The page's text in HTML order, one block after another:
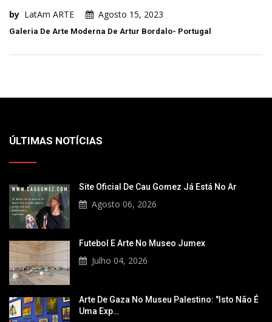
by LatAm ARTE Agosto 15, 2023
Galeria De Arte Moderna De Artur Bordalo- Portugal
ÚLTIMAS NOTÍCIAS
Site Oficial De Cau Gomez Já Está No Ar
Agosto 06, 2026
Futebol E Arte No Museo Jumex
Julho 04, 2026
Arte De Gaza No Museu Palestino: "Isto Não É
Uma Exp…